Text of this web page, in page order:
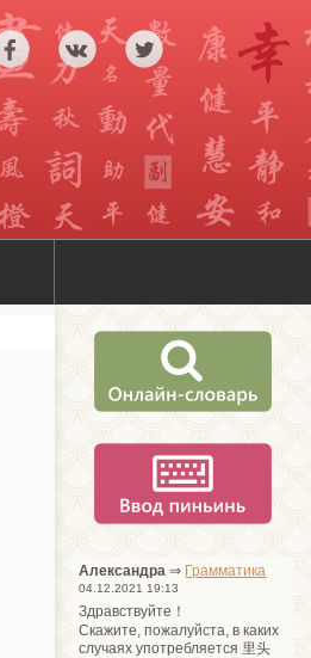
Александра ⇒ Грамматика
04.12.2021 19:13
Здравствуйте！
Cкажите, пожалуйста, в каких
случаях употребляется 里头